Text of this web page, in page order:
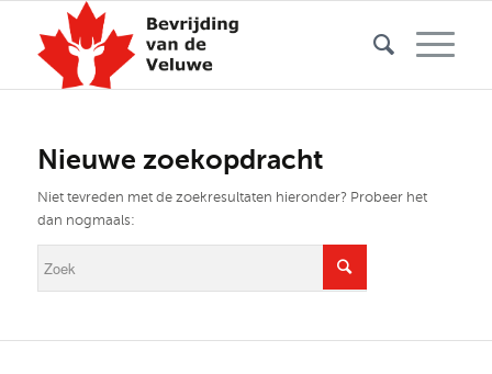
Nieuwe zoekopdracht
Niet tevreden met de zoekresultaten hieronder? Probeer het
dan nogmaals: